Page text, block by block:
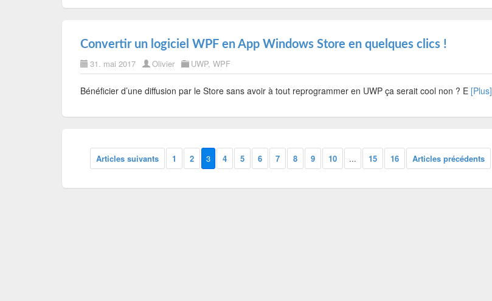
Convertir un logiciel WPF en App Windows Store en quelques clics !
31. mai 2017 Olivier UWP, WPF
Bénéficier d’une diffusion par le Store sans avoir à tout reprogrammer en UWP ça serait cool non ? E [Plus]
Articles suivants 1 2 3 4 5 6 7 8 9 10 ... 15 16 Articles précédents